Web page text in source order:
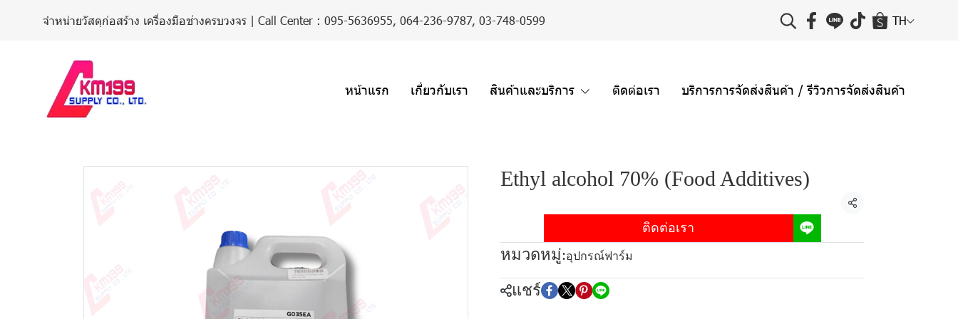
จำหน่ายวัสดุก่อสร้าง เครื่องมือช่างครบวงจร | Call Center : 095-5636955, 064-236-9787, 03-748-0599 TH
หน้าแรก เกี่ยวกับเรา สินค้าและบริการ ติดต่อเรา บริการการจัดส่งสินค้า / รีวิวการจัดส่งสินค้า
Ethyl alcohol 70% (Food Additives)
แชร์
ติดต่อเรา
หมวดหมู่:อุปกรณ์ฟาร์ม
แชร์